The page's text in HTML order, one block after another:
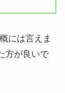
には言えま
方が良いで